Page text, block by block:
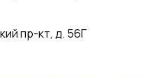
пр-кт, д. 56Г